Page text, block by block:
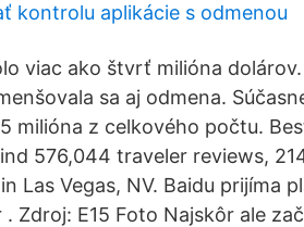
kontrolu aplikácie s odmenou
viac ako štvrť milióna
sa aj odmena.
milióna z celkového počtu.
576,044 traveler reviews,
Las Vegas, NV. Baidu prijíma
. Zdroj: E15 Foto Najskôr ale